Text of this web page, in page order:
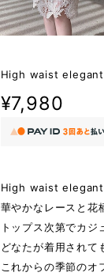
High waist
¥7,980
High waist
華やかなレースと花
トップス次第でカジ
どなたが着用されて
これからの季節の